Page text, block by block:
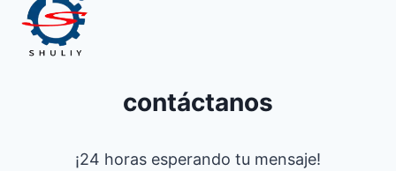
contáctanos
¡24 horas esperando tu mensaje!